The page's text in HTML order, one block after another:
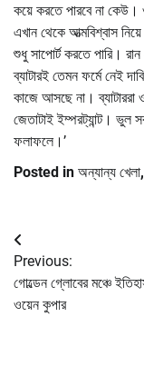
কয়ে করতে পারবে না কেউ।
এখান থেকে আত্মবিশ্বাস
শুধু সাপোর্ট করতে পারি।
ব্যাটারই তেমন ফর্মে নেই
কাজে আসছে না।
জেতাটাই ইম্পরট্যান্ট।
ফলাফলে।’
Posted in অন্যান্য খেলা,
Post
navigation
Previous:
গোল্ডেন গ্লোবের মঞ্চে
ওয়েন কুপার